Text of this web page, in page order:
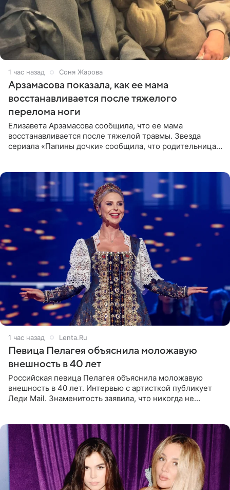
1 час назад Соня Жарова
Арзамасова показала, как ее мама
восстанавливается после тяжелого
перелома ноги
Елизавета Арзамасова сообщила, что ее мама
восстанавливается после тяжелой травмы. Звезда
сериала «Папины дочки» сообщила, что родительница
1 час назад Lenta.Ru
Певица Пелагея объяснила моложавую
внешность в 40 лет
Российская певица Пелагея объяснила моложавую
внешность в 40 лет. Интервью с артисткой публикует
Леди Mail. Знаменитость заявила, что никогда не